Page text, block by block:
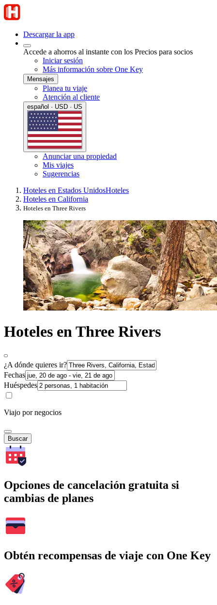
Descargar la app
Accede a ahorros al instante con los Precios para socios
Iniciar sesión
Más información sobre One Key
Mensajes
Planea tu viaje
Atención al cliente
español · USD · US
Anunciar una propiedad
Mis viajes
Sugerencias
Hoteles en Estados UnidosHoteles
Hoteles en California
Hoteles en Three Rivers
Hoteles en Three Rivers
¿A dónde quieres ir?
Fechas
Huéspedes
Viajo por negocios
Buscar
Opciones de cancelación gratuita si
cambias de planes
Obtén recompensas de viaje con One Key